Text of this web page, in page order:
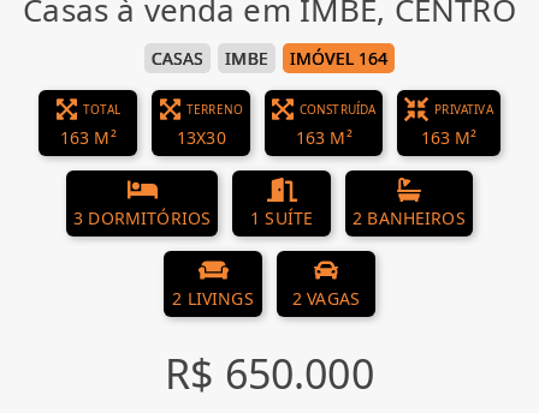
Casas à venda em IMBE, CENTRO
CASAS IMBE IMÓVEL 164
TOTAL
163 M²
TERRENO
13X30
CONSTRUÍDA
163 M²
PRIVATIVA
163 M²
3 DORMITÓRIOS 1 SUÍTE 2 BANHEIROS
2 LIVINGS 2 VAGAS
R$ 650.000